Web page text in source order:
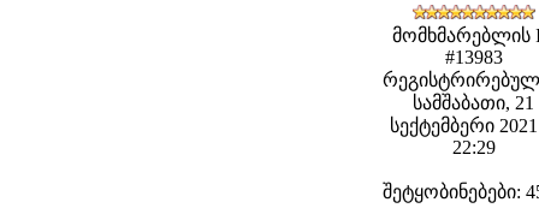
მომხმარებლის
#13983
სამშაბათი, 21
სექტემბერი
22:29
შეტყობინებები: